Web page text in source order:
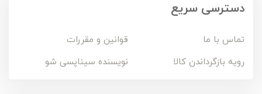
دسترسی سریع
تماس با ما
قوانین و مقررات
رویه بازگرداندن کالا
نویسنده سیناپسی شو